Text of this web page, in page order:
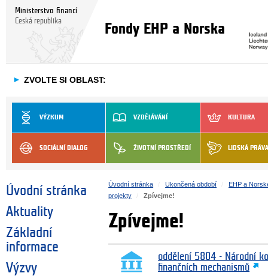
Ministerstvo financí
Česká republika
Fondy EHP a Norska
► ZVOLTE SI OBLAST:
VÝZKUM VZDĚLÁVÁNÍ KULTURA
SOCIÁLNÍ DIALOG ŽIVOTNÍ PROSTŘEDÍ LIDSKÁ PRÁVA
Úvodní stránka
Aktuality
Základní
informace
Výzvy
Úvodní stránka Ukončená období
EHP a
projekty
Zpívejme!
Zpívejme!
oddělení 5804 - Národní
finančních mechanismů